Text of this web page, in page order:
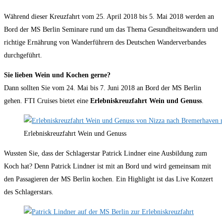
Während dieser Kreuzfahrt vom 25. April 2018 bis 5. Mai 2018 werden an
Bord der MS Berlin Seminare rund um das Thema Gesundheitswandern und
richtige Ernährung von Wanderführern des Deutschen Wanderverbandes
durchgeführt.
Sie lieben Wein und Kochen gerne?
Dann sollten Sie vom 24. Mai bis 7. Juni 2018 an Bord der MS Berlin
gehen. FTI Cruises bietet eine Erlebniskreuzfahrt Wein und Genuss
Erlebniskreuzfahrt Wein und Genuss
Wussten Sie, dass der Schlagerstar Patrick Lindner eine Ausbildung zum
Koch hat? Denn Patrick Lindner ist mit an Bord und wird gemeinsam mit
den Passagieren der MS Berlin kochen. Ein Highlight ist das Live Konzert
des Schlagerstars.